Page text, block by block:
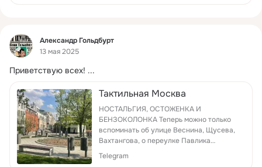
Фид
Александр Гольдбурт
13 мая 2025
Приветствую всех! ...
Тактильная Москва
НОСТАЛЬГИЯ, ОСТОЖЕНКА И
БЕНЗОКОЛОНКА Теперь можно только
вспоминать об улице Веснина, Щусева,
Вахтангова, о переулке Павлика
Морозова и Пионерских прудах, о
Суворовском бульваре и площади
Telegram